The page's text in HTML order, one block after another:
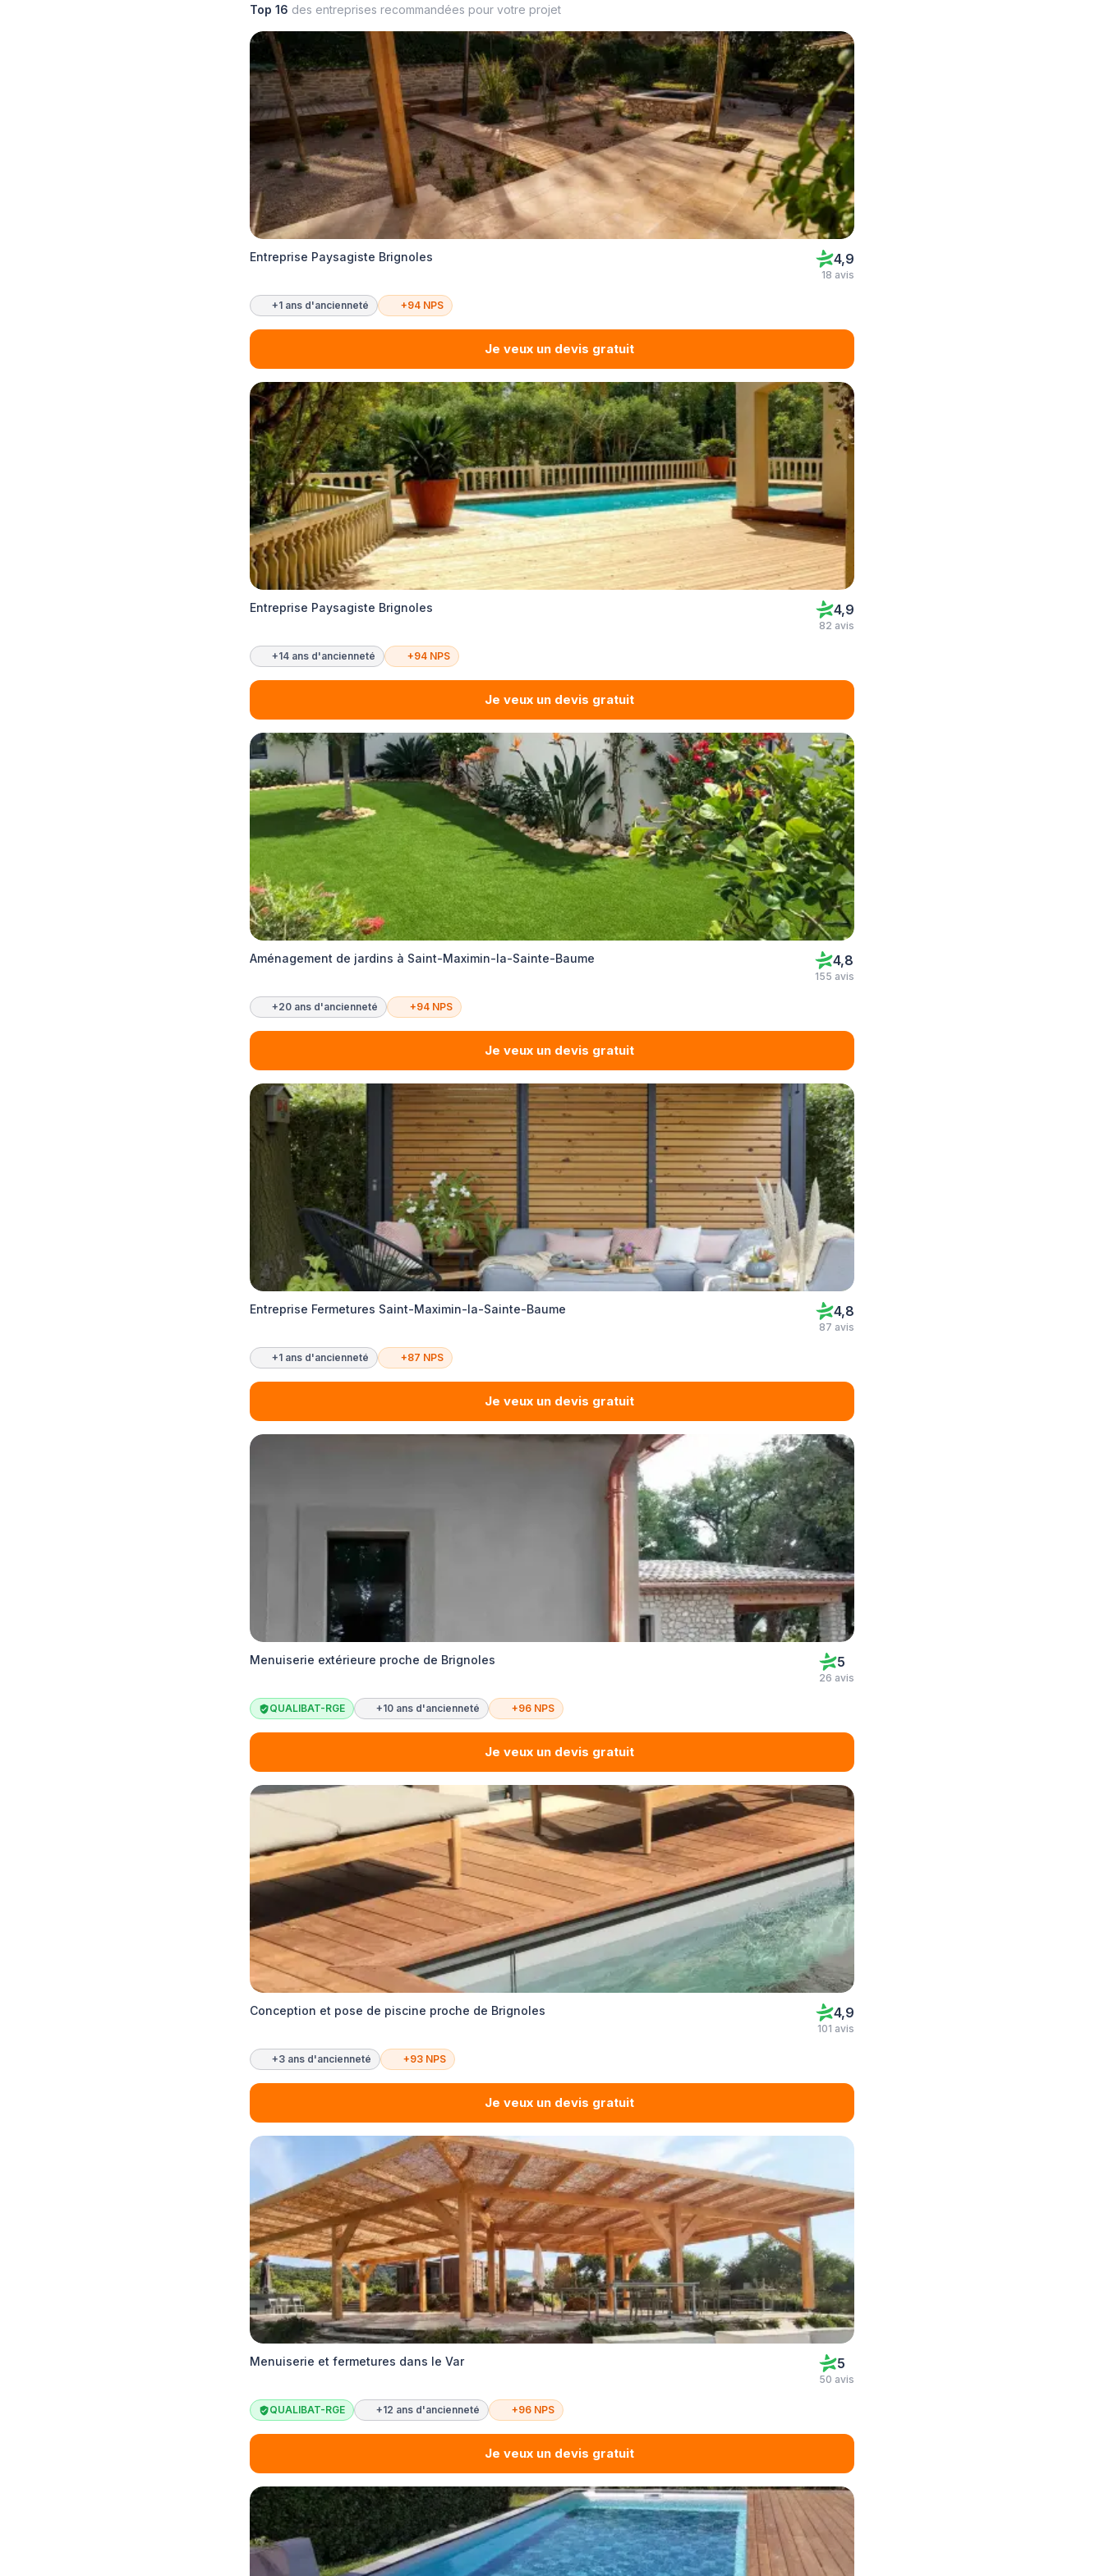
Top 16 des entreprises recommandées pour votre projet
Entreprise Paysagiste Brignoles 4,9
18 avis
+1 ans d'ancienneté +94 NPS
Je veux un devis gratuit
Entreprise Paysagiste Brignoles 4,9
82 avis
+14 ans d'ancienneté +94 NPS
Je veux un devis gratuit
Aménagement de jardins à Saint-Maximin-la-Sainte-Baume 4,8
155 avis
+20 ans d'ancienneté +94 NPS
Je veux un devis gratuit
Entreprise Fermetures Saint-Maximin-la-Sainte-Baume 4,8
87 avis
+1 ans d'ancienneté +87 NPS
Je veux un devis gratuit
Menuiserie extérieure proche de Brignoles 5
26 avis
QUALIBAT-RGE +10 ans d'ancienneté +96 NPS
Je veux un devis gratuit
Conception et pose de piscine proche de Brignoles 4,9
101 avis
+3 ans d'ancienneté +93 NPS
Je veux un devis gratuit
Menuiserie et fermetures dans le Var 5
50 avis
QUALIBAT-RGE +12 ans d'ancienneté +96 NPS
Je veux un devis gratuit